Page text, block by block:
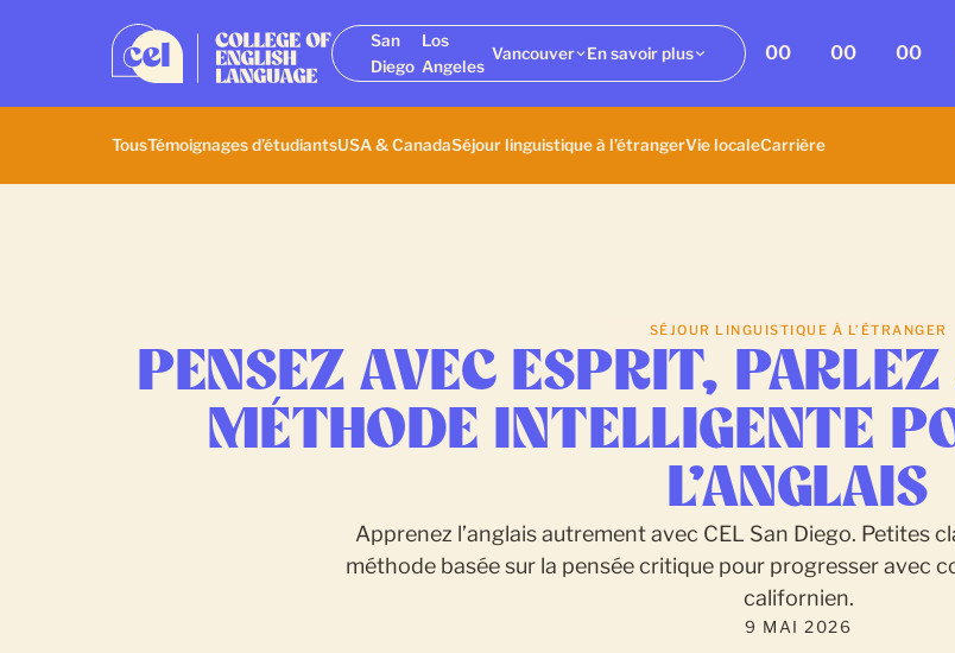
San
Diego
Los
Angeles
Vancouver En savoir plus 00 00 00
TousTémoignages d’étudiantsUSA & CanadaSéjour linguistique à l’étrangerVie localeCarrière
SÉJOUR LINGUISTIQUE À L’ÉTRANGER
PENSEZ AVEC ESPRIT,
MÉTHODE INTELLIGENTE
L’ANGLAIS
Apprenez l’anglais autrement avec CEL San Diego. Petites
méthode basée sur la pensée critique pour progresser avec
californien.
9 MAI 2026